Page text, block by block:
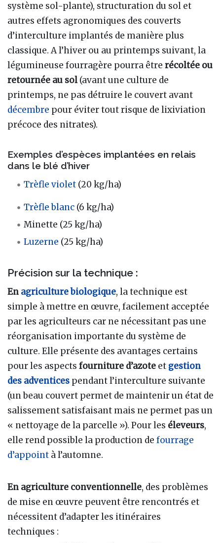
système sol-plante), structuration du sol et
autres effets agronomiques des couverts
d’interculture implantés de manière plus
classique. A l’hiver ou au printemps suivant, la
légumineuse fourragère pourra être récoltée ou
retournée au sol(avant une culture de
printemps, ne pas détruire le couvert avant
décembre pour éviter tout risque de lixiviation
précoce des nitrates).
Exemples d’espèces implantées en relais
dans le blé d’hiver
Trèfle violet (20 kg/ha)
Trèfle blanc (6 kg/ha)
Minette (25 kg/ha)
Luzerne (25 kg/ha)
Précision sur la technique :
En agriculture biologique, la technique est
simple à mettre en œuvre, facilement acceptée
par les agriculteurs car ne nécessitant pas une
réorganisation importante du système de
culture. Elle présente des avantages certains
pour les aspects fourniture d’azote et gestion
des adventices pendant l’interculture suivante
(un beau couvert permet de maintenir un état de
salissement satisfaisant mais ne permet pas un
« nettoyage de la parcelle »). Pour les éleveurs,
elle rend possible la production de fourrage
d’appoint à l’automne.
En agriculture conventionnelle, des problèmes
de mise en œuvre peuvent être rencontrés et
nécessitent d’adapter les itinéraires
techniques :